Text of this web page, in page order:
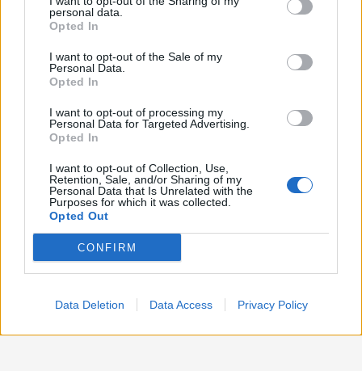
disclose it to other third parties.
personal data.
Opted In
I want to opt-out of the Sale of my
Personal Data.
Opted In
I want to opt-out of processing my
Personal Data for Targeted Advertising.
Opted In
I want to opt-out of Collection, Use,
Retention, Sale, and/or Sharing of my
Personal Data that Is Unrelated with the
Purposes for which it was collected.
Opted Out
CONFIRM
Data Deletion Data Access Privacy Policy
Politica1.992
Primo piano2.620
Sanità1.962